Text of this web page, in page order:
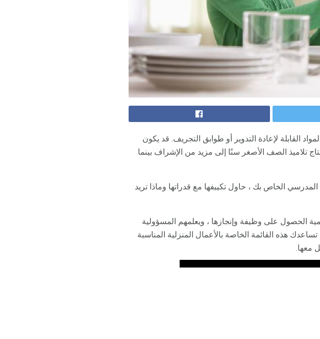
القابلة لإعادة التدوير أو طوابق التجريف. قد يكون
تلاميذ الصف الأصغر سنًا إلى مزيد من الإشراف بينما
الخاص بك ، حاول تكييفها مع قدراتها وماذا تريد
الحصول على وظيفة وإنجازها ، ويعلمهم المسؤولية
هذه القائمة الخاصة بالأعمال المنزلية المناسبة
معها.